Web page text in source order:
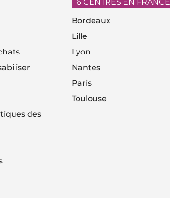
des
6 CENTRES EN FRANCE
Bordeaux
Lille
Lyon
Nantes
Paris
Toulouse